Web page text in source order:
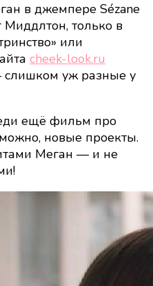
в джемпере Sézane
только в
или
cheek-look.ru
слишком уж разные у
ещё фильм про
новые проекты.
Меган — и не